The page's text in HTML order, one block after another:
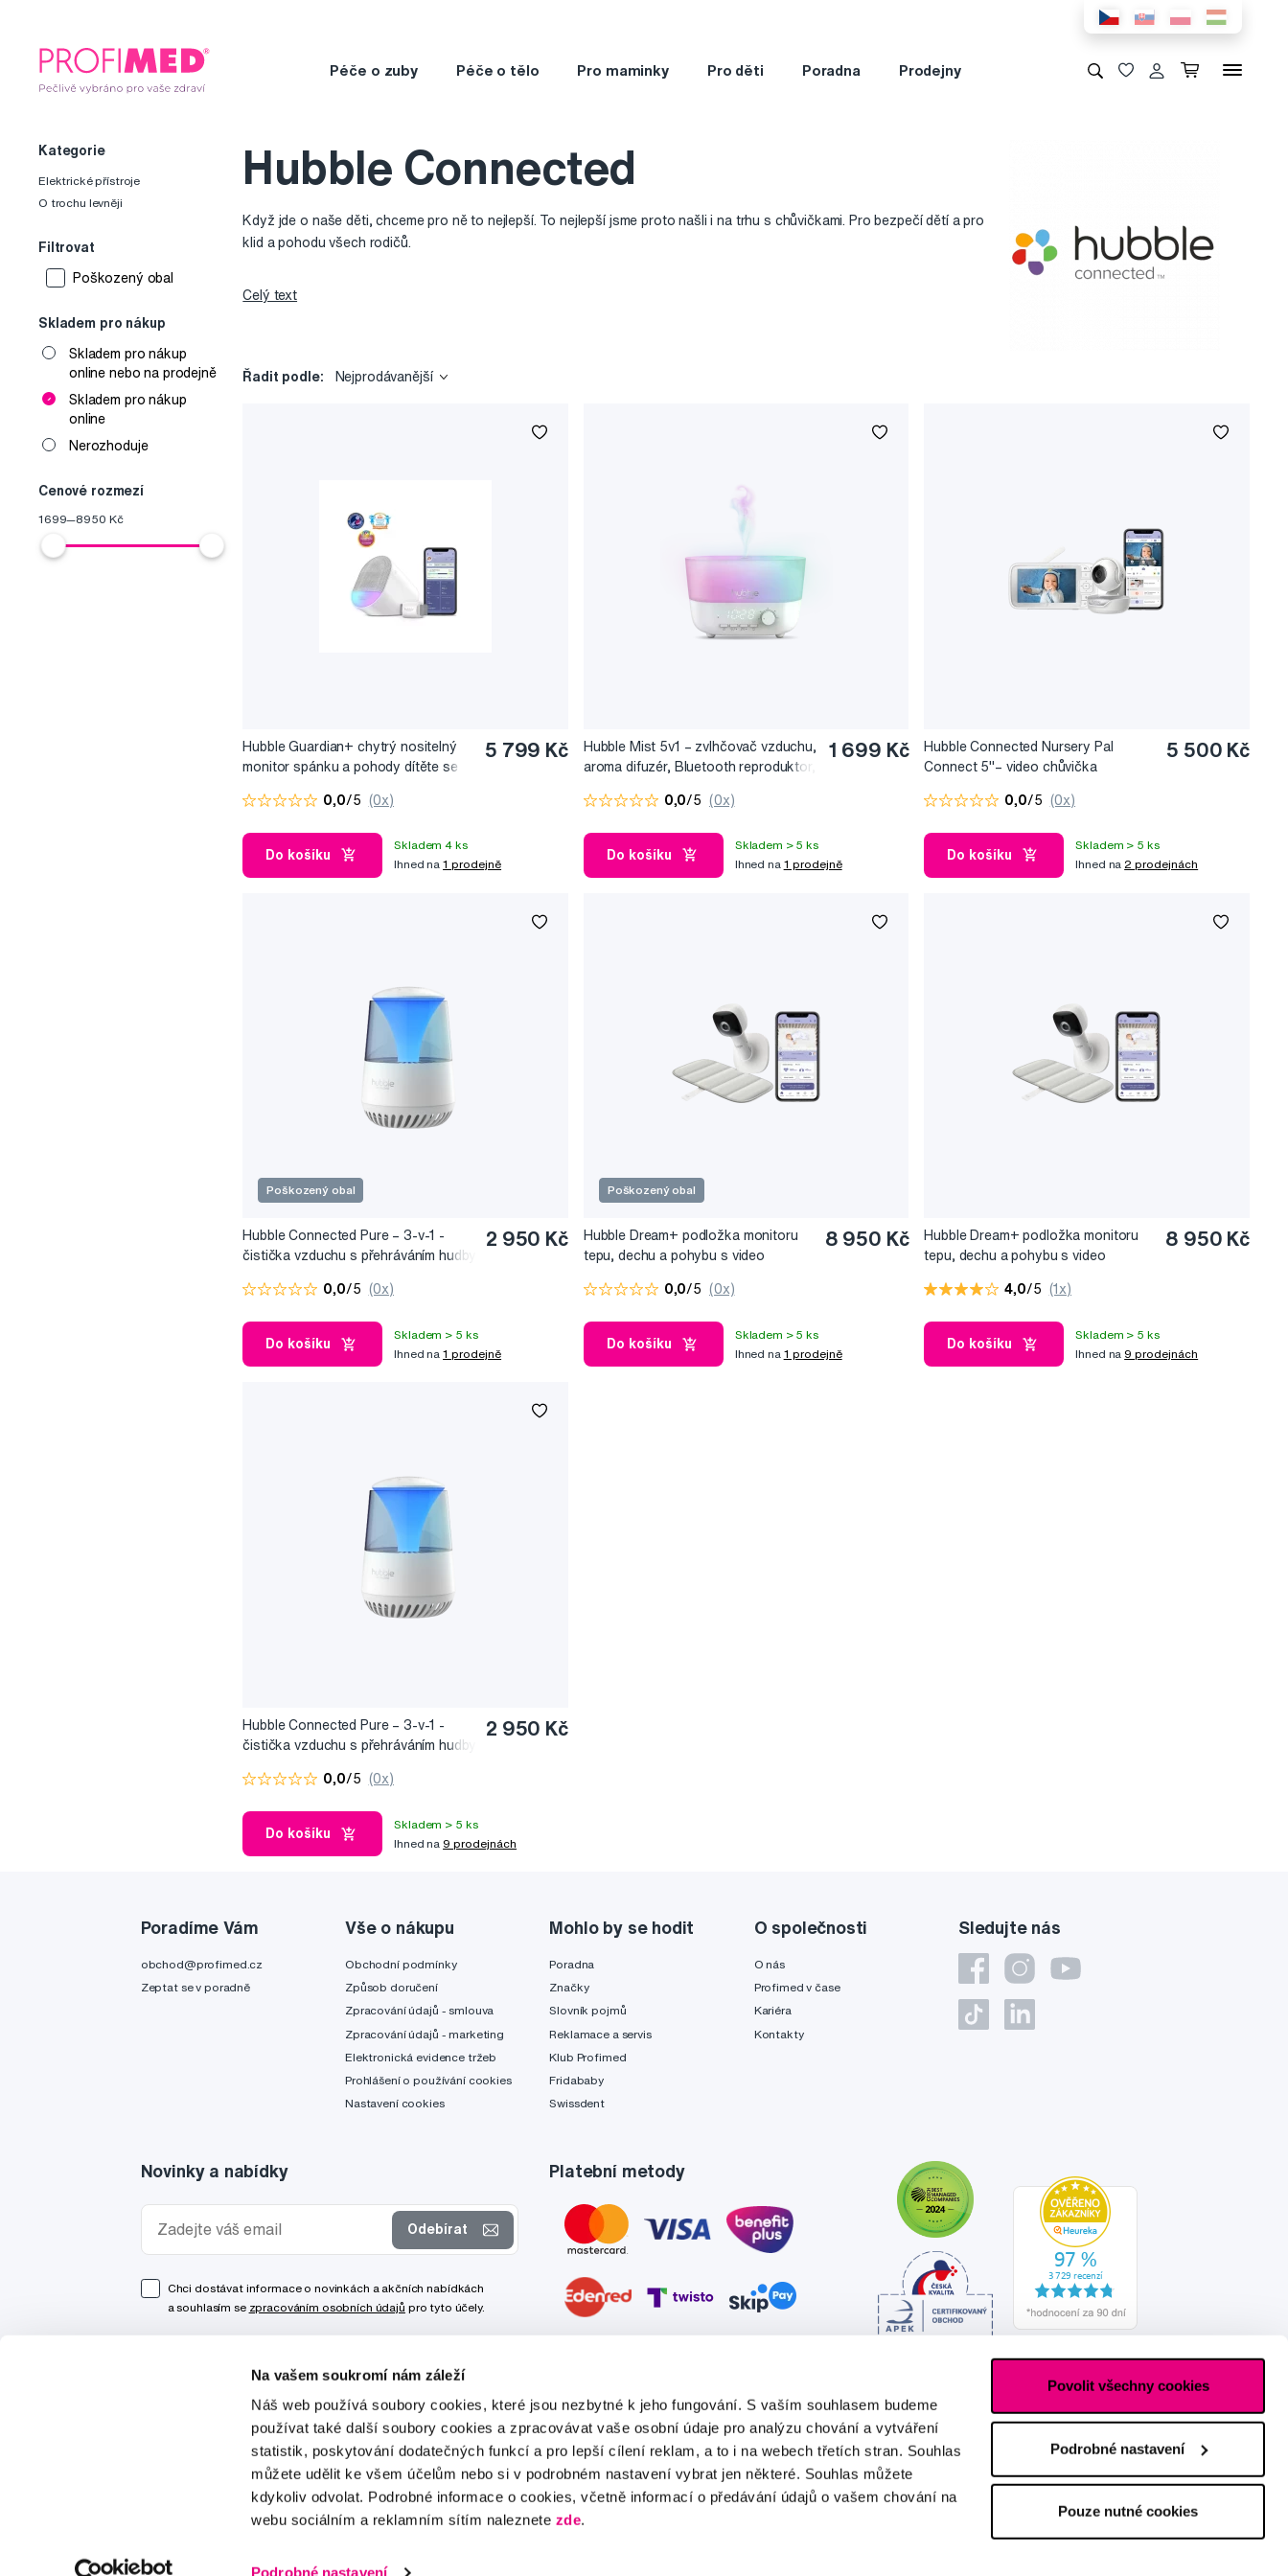
Na vašem soukromí nám záleží
Náš web používá soubory cookies, které jsou nezbytné k jeho fungování. S vaším souhlasem budeme
používat také další soubory cookies a zpracovávat vaše osobní údaje pro analýzu chování a vytváření
statistik, poskytování dodatečných funkcí a pro lepší cílení reklam, a to i na webech třetích stran. Souhlas
můžete udělit ke všem účelům nebo si v podrobném nastavení vybrat jen některé. Souhlas můžete
kdykoliv odvolat. Podrobné informace o cookies, včetně informací o předávání údajů o vašem chování na
webu sociálním a reklamním sítím naleznete zde.
Podrobné nastavení
Povolit všechny cookies
Podrobné nastavení
Pouze nutné cookies
Péče o zuby Péče o tělo Pro maminky Pro děti Poradna Prodejny
Kategorie
Elektrické přístroje
O trochu levněji
Filtrovat
Poškozený obal
Skladem pro nákup
Skladem pro nákup
online nebo na prodejně
Skladem pro nákup
online
Nerozhoduje
Cenové rozmezí
1699—8950 Kč
Hubble Connected
Když jde o naše děti, chceme pro ně to nejlepší. To nejlepší jsme proto našli i na trhu s chůvičkami. Pro bezpečí dětí a pro
klid a pohodu všech rodičů.
Představujeme 4 výrobky od
12 let zkušeností s vývojem a prodejem chůviček v MOTORALA BABY v rámci licence
Zakládá si na neustálýchinovacích, skvělém designu a špičkové kvalitě
HubbleClub propojuje produkt s analytickými funkcemi
Komplexní liniebaby zahrnuje:
Video chůvičky bez připojení k aplikaci
Video chůvičky s připojením k aplikaci
Video chůvičku s monitoringem pohybu, dechu a srdečního rytmu
Celý text
Řadit podle: Nejprodávanější
Hubble Guardian+ chytrý nositelný
monitor spánku a pohody dítěte se
monitorem
5 799 Kč
0,0/5 (0x)
Do košíku
Skladem 4 ks
Ihned na1 prodejně
Hubble Mist 5v1 – zvlhčovač vzduchu,
aroma difuzér, Bluetooth reproduktor,
1 699 Kč
0,0/5 (0x)
Do košíku
Skladem > 5 ks
Ihned na 1 prodejně
Hubble Connected Nursery Pal
Connect 5"– video chůvička
5 500 Kč
0,0/5 (0x)
Do košíku
Skladem > 5 ks
Ihned na 2 prodejnách
Poškozený obal
Hubble Connected Pure – 3-v-1 -
čistička vzduchu s přehráváním hudby
2 950 Kč
0,0/5 (0x)
Do košíku
Skladem > 5 ks
Ihned na1 prodejně
Poškozený obal
Hubble Dream+ podložka monitoru
tepu, dechu a pohybu s video
8 950 Kč
0,0/5 (0x)
Do košíku
Skladem > 5 ks
Ihned na 1 prodejně
Hubble Dream+ podložka monitoru
tepu, dechu a pohybu s video
8 950 Kč
4,0/5 (1x)
Do košíku
Skladem > 5 ks
Ihned na 9 prodejnách
Hubble Connected Pure – 3-v-1 -
čistička vzduchu s přehráváním hudby
2 950 Kč
0,0/5 (0x)
Do košíku
Skladem > 5 ks
Ihned na 9 prodejnách
Sledujte nás
Poradíme Vám
obchod@profimed.cz
Zeptat se v poradně
Vše o nákupu
Obchodní podmínky
Způsob doručení
Zpracování údajů - smlouva
Zpracování údajů - marketing
Elektronická evidence tržeb
Prohlášení o používání cookies
Nastavení cookies
Mohlo by se hodit
Poradna
Značky
Slovník pojmů
Reklamace a servis
Klub Profimed
Fridababy
Swissdent
O společnosti
O nás
Profimed v čase
Kariéra
Kontakty
Novinky a nabídky
Odebírat
Chci dostávat informace o novinkách a akčních nabídkách
a souhlasím se zpracováním osobních údajů pro tyto účely.
Platební metody
Tato stránka je chráněna službou reCAPTCHA a platí zde